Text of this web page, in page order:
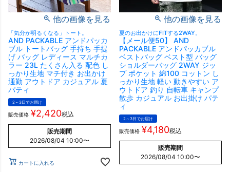
他の画像を見る
「気分が明るくなる」トート。
AND PACKABLE アンドパッカ
ブル トートバッグ 手持ち 手提
げ バッグ レディース マルチカ
ラー 23L たくさん入る 配色 し
っかり生地 マチ付き お出かけ
通勤 アウトドア カジュアル 夏
パティ
2～3日でお届け
販売価格 ¥2,420税込
販売期間
2026/08/04 10:00〜
カートに入れる
他の画像を見る
夏のお出かけにFITする2WAY。
【メール便50】 AND
PACKABLE アンドパッカブル
ベストバッグ ベスト型 バッグ
ショルダーバッグ 2WAY ジッ
プ ポケット 綿100 コットン し
っかり生地 軽い 動きやすい ア
ウトドア 釣り 自転車 キャンプ
散歩 カジュアル お出掛け パテ
ィ
2～3日でお届け
販売価格 ¥4,180税込
販売期間
2026/08/04 10:00〜